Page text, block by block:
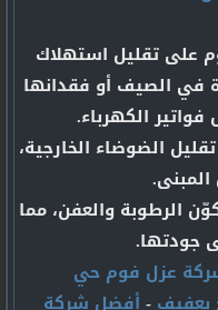
على تقليل استهلاك
في الصيف أو فقدانها
الكهرباء.
الضوضاء الخارجية،
الرطوبة والعفن، مما
جودتها.
عزل فوم حي
- أفضل شركة